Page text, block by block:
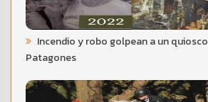
Incendio y robo golpean a un
Patagones